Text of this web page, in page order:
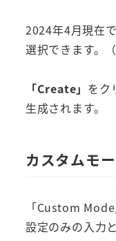
2024年4月現在
選択できます。
「Create」 をク
生成されます。
カスタムモ
「Custom
設定のみの入力